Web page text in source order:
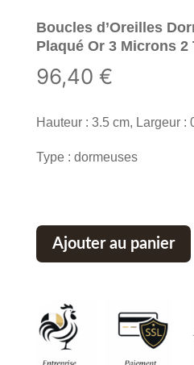
Boucles d’Oreilles
Plaqué Or 3 Microns 2
96,40 €
Hauteur : 3.5 cm, Largeur :
Type : dormeuses
Ajouter au panier